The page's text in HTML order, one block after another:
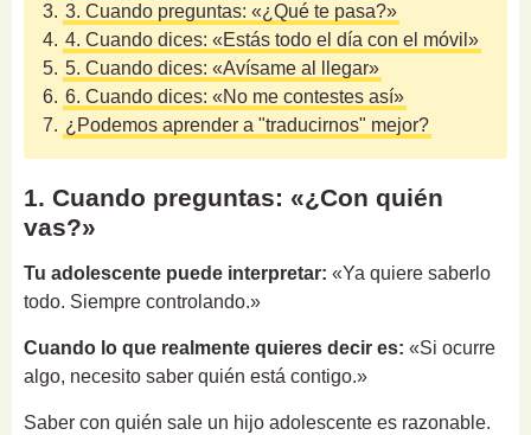
3. 3. Cuando preguntas: «¿Qué te pasa?»
4. 4. Cuando dices: «Estás todo el día con el móvil»
5. 5. Cuando dices: «Avísame al llegar»
6. 6. Cuando dices: «No me contestes así»
7. ¿Podemos aprender a "traducirnos" mejor?
1. Cuando preguntas: «¿Con quién
vas?»
Tu adolescente puede interpretar: «Ya quiere saberlo
todo. Siempre controlando.»
Cuando lo que realmente quieres decir es: «Si ocurre
algo, necesito saber quién está contigo.»
Saber con quién sale un hijo adolescente es razonable.